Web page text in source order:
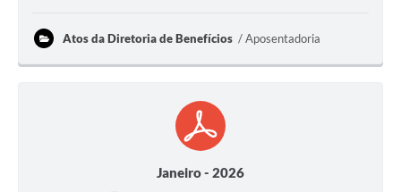
Atos da Diretoria de Benefícios Aposentadoria
Janeiro - 2026